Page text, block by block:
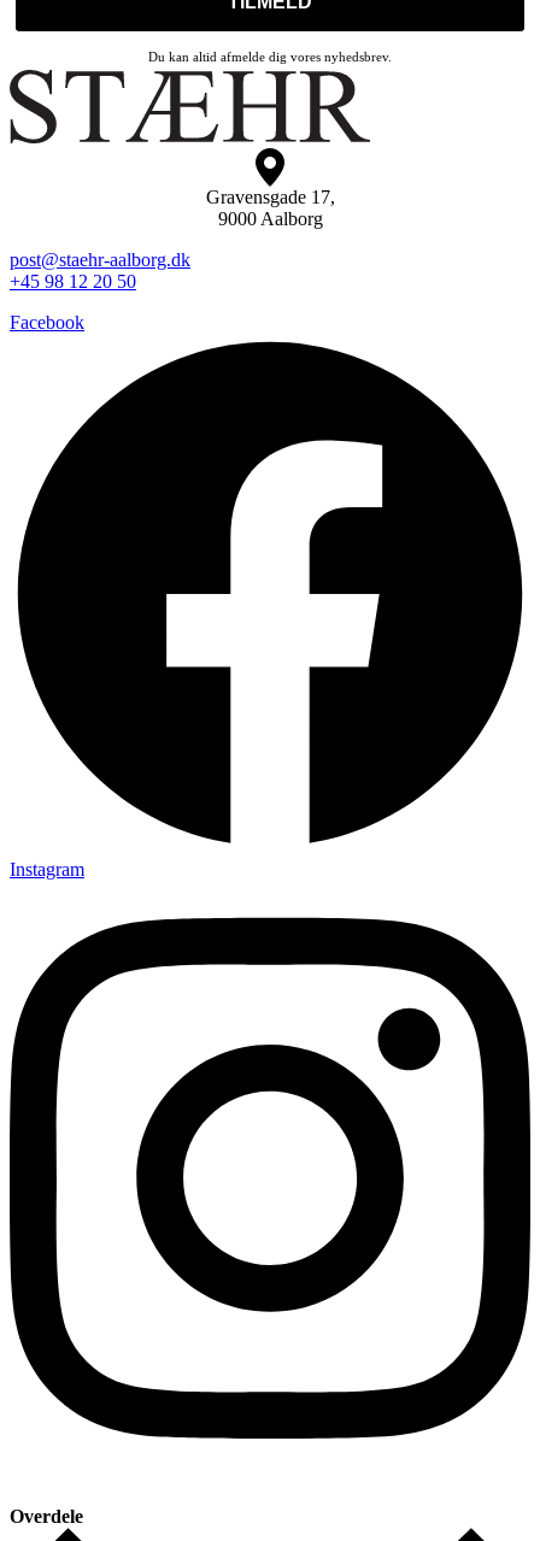
Du kan altid afmelde dig vores nyhedsbrev.
Gravensgade 17,
9000 Aalborg
post@staehr-aalborg.dk
+45 98 12 20 50
Facebook
Instagram
Overdele